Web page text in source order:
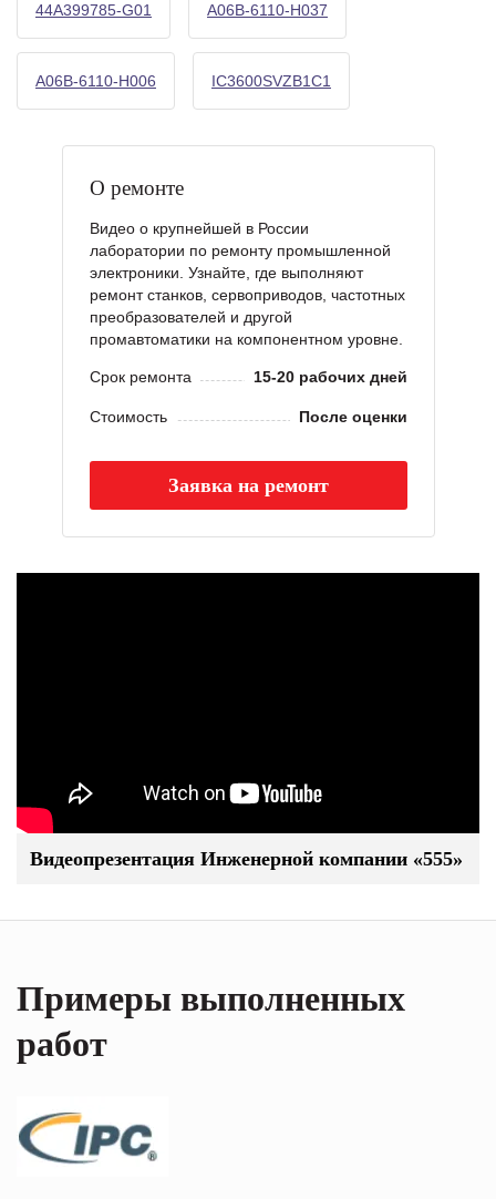
44A399785-G01 A06B-6110-H037
A06B-6110-H006 IC3600SVZB1C1
О ремонте
Видео о крупнейшей в России
лаборатории по ремонту промышленной
электроники. Узнайте, где выполняют
ремонт станков, сервоприводов, частотных
преобразователей и другой
промавтоматики на компонентном уровне.
Срок ремонта 15-20 рабочих дней
Стоимость После оценки
Заявка на ремонт
Видеопрезентация Инженерной компании «555»
Примеры выполненных
работ